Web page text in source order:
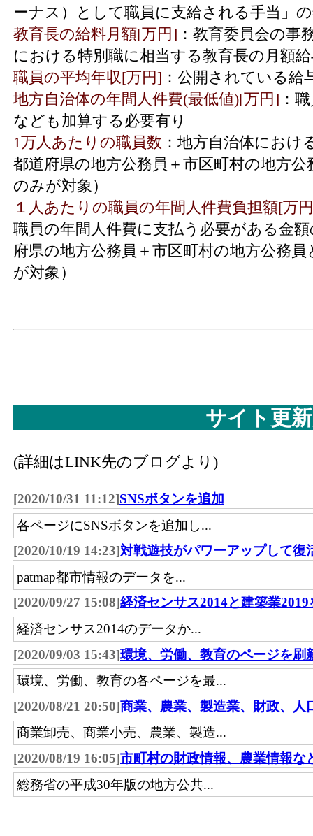
ーナス）として職員に支給される手当」
教育長の給料月額[万円] ：教育委員会の事
における特別職に相当する教育長の月額
職員の平均年収[万円] ：公開されている
地方自治体の年間人件費(最低値)[万円] ：
なども加算する必要有り
1万人あたりの職員数 ：地方自治体におけ
都道府県の地方公務員＋市区町村の地方
のみが対象）
１人あたりの職員の年間人件費負担額[万
職員の年間人件費に支払う必要がある金
府県の地方公務員＋市区町村の地方公務
が対象）
サイト更
(詳細はLINK先のブログより)
[2020/10/31 11:12]SNSボタンを追加
各ページにSNSボタンを追加し...
[2020/10/19 14:23]対戦遊技がパワーアップして復
patmap都市情報のデータを...
[2020/09/27 15:08]経済センサス2014と建築業2019
経済センサス2014のデータか...
[2020/09/03 15:43]環境、労働、教育のページを刷
環境、労働、教育の各ページを最...
[2020/08/21 20:50]商業、農業、製造業、財政、人
商業卸売、商業小売、農業、製造...
[2020/08/19 16:05]市町村の財政情報、農業情報な
総務省の平成30年版の地方公共...